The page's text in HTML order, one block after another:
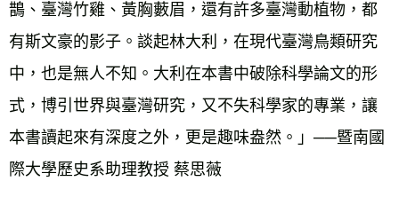
鵲、臺灣竹雞、黃胸藪眉，還有許多臺灣動植物，都
有斯文豪的影子。談起林大利，在現代臺灣鳥類研究
中，也是無人不知。大利在本書中破除科學論文的形
式，博引世界與臺灣研究，又不失科學家的專業，讓
本書讀起來有深度之外，更是趣味盎然。」──暨南國
際大學歷史系助理教授 蔡思薇